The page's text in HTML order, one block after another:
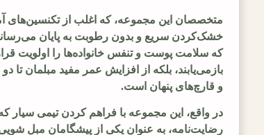
و قارچ‌های پنهان است.